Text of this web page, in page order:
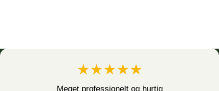
★★★★★
Meget professionelt og hurtig